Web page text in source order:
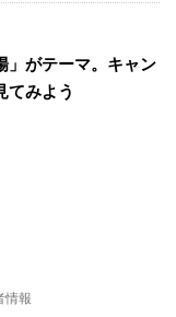
」がテーマ。キャン
てみよう
情報